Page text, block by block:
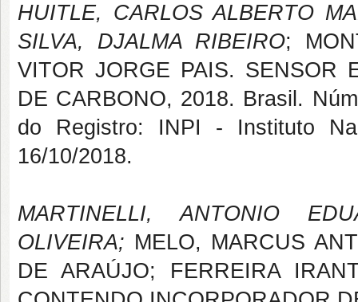
HUITLE, CARLOS ALBERTO
SILVA, DJALMA RIBEIRO;
VITOR JORGE PAIS. SENSOR
DE CARBONO, 2018. Brasil.
do Registro: INPI - Instituto
16/10/2018.
MARTINELLI, ANTONIO
OLIVEIRA; MELO, MARCUS
DE ARAÚJO; FERREIRA